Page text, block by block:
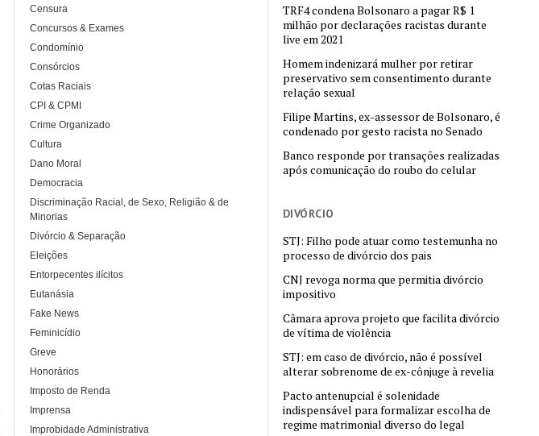
TRF4 condena Bolsonaro a pagar R$ 1
milhão por declarações racistas durante
live em 2021
Homem indenizará mulher por retirar
preservativo sem consentimento durante
relação sexual
Filipe Martins, ex-assessor de Bolsonaro, é
condenado por gesto racista no Senado
Banco responde por transações realizadas
após comunicação do roubo do celular
DIVÓRCIO
STJ: Filho pode atuar como testemunha no
processo de divórcio dos pais
CNJ revoga norma que permitia divórcio
impositivo
Câmara aprova projeto que facilita divórcio
de vítima de violência
STJ: em caso de divórcio, não é possível
alterar sobrenome de ex-cônjuge à revelia
Pacto antenupcial é solenidade
indispensável para formalizar escolha de
regime matrimonial diverso do legal
Censura
Concursos & Exames
Condomínio
Consórcios
Cotas Raciais
CPI & CPMI
Crime Organizado
Cultura
Dano Moral
Democracia
Discriminação Racial, de Sexo, Religião & de
Minorias
Divórcio & Separação
Eleições
Entorpecentes ilícitos
Eutanásia
Fake News
Feminicídio
Greve
Honorários
Imposto de Renda
Imprensa
Improbidade Administrativa